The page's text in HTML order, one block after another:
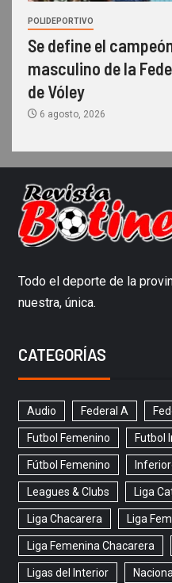
POLIDEPORTIVO
Se define el
masculino de la
de Vóley
6 agosto, 2026
Todo el deporte de la
nuestra, única.
CATEGORÍAS
Audio Federal A
Futbol Femenino Futbol
Fútbol Femenino
Leagues & Clubs Liga
Liga Chacarera Liga
Liga Femenina Chacarera
Ligas del Interior